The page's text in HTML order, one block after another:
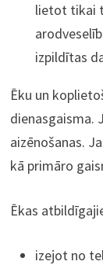
lietot tikai
izpildītas
Ēku un
dienasgaisma.
aizēnošanas.
kā primāro
Ēkas
izejot no